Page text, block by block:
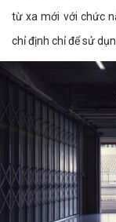
từ xa mới với chức
chỉ định chỉ để sử